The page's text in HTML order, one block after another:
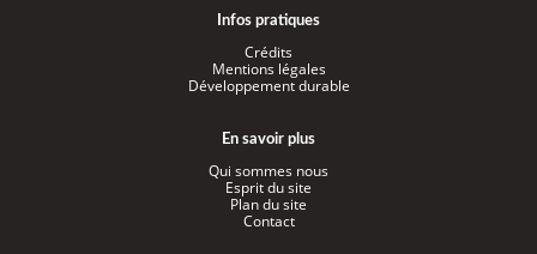
Infos pratiques
Crédits
Mentions légales
Développement durable
En savoir plus
Qui sommes nous
Esprit du site
Plan du site
Contact